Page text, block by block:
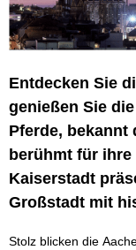
Entdecken Sie
genießen Sie
Pferde, bekannt
berühmt für ihre
Kaiserstadt
Großstadt mit
Stolz blicken die